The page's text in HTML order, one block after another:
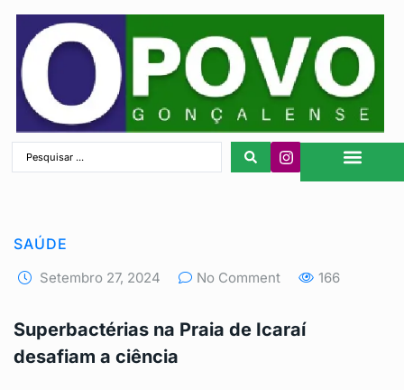
SAÚDE
Setembro 27, 2024 No Comment 166
Superbactérias na Praia de Icaraí
desafiam a ciência